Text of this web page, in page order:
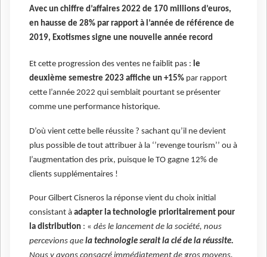
Avec un chiffre d’affaires 2022 de 170 millions d’euros,
en hausse de 28% par rapport à l’année de référence de
2019, Exotismes signe une nouvelle année record
Et cette progression des ventes ne faiblit pas : le
deuxième semestre 2023 affiche un +15% par rapport
cette l’année 2022 qui semblait pourtant se présenter
comme une performance historique.
D’où vient cette belle réussite ? sachant qu’il ne devient
plus possible de tout attribuer à la ‘’revenge tourism’’ ou à
l’augmentation des prix, puisque le TO gagne 12% de
clients supplémentaires !
Pour Gilbert Cisneros la réponse vient du choix initial
consistant à adapter la technologie prioritairement pour
la distribution : « dès le lancement de la société, nous
percevions que la technologie serait la clé de la réussite.